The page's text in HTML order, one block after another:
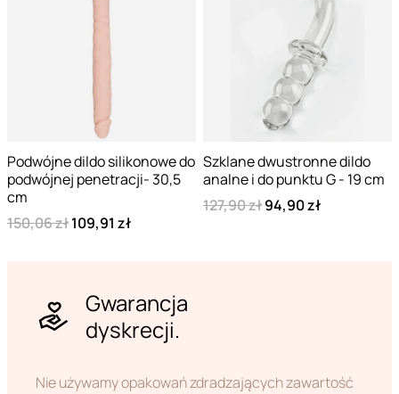
Podwójne dildo silikonowe do
podwójnej penetracji- 30,5
cm
150,06 zł109,91 zł
Szklane dwustronne dildo
analne i do punktu G - 19 cm
127,90 zł94,90 zł
Gwarancja
dyskrecji.
Nie używamy opakowań zdradzających zawartość